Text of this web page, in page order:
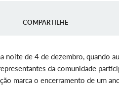
COMPARTILHE
de 4 de dezembro, quando
da comunidade
marca o encerramento de um